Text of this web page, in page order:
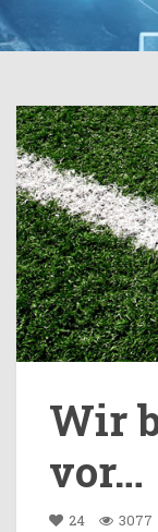
Wir
vor…
24 3077